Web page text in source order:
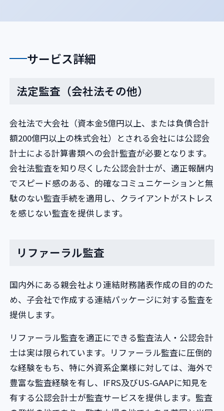
サービス詳細
法定監査（会社法その他）
会社法で大会社（資本金5億円以上、または負債合計
額200億円以上の株式会社）とされる会社には公認会
計士による計算書類への会計監査が必要となります。
会社法監査を知り尽くした公認会計士が、適正報酬内
でスピード感のある、的確なコミュニケーションと無
駄のない監査手続を適用し、クライアントがストレス
を感じない監査を提供します。
リファーラル監査
国内外にある親会社より連結財務諸表作成の目的のた
め、子会社で作成する連結パッケージに対する監査を
提供します。
リファーラル監査を適正にできる監査法人・公認会計
士は実は限られています。リファーラル監査に圧倒的
な経験をもち、特に外資系企業様に対しては、海外で
豊富な監査経験を有し、IFRS及びUS-GAAPに知見を
有する公認会計士が監査サービスを提供します。監査